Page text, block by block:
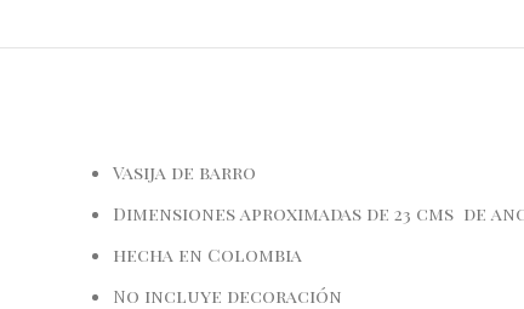
Vasija de barro
Dimensiones aproximadas de 23 cms de
hecha en Colombia
No incluye decoración